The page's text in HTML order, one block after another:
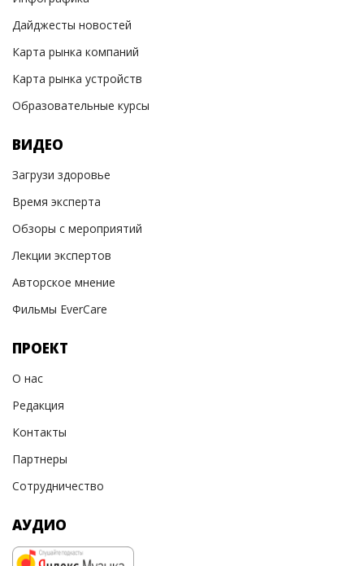
Дайджесты новостей
Карта рынка компаний
Карта рынка устройств
Образовательные курсы
ВИДЕО
Загрузи здоровье
Время эксперта
Обзоры с мероприятий
Лекции экспертов
Авторское мнение
Фильмы EverCare
ПРОЕКТ
О нас
Редакция
Контакты
Партнеры
Сотрудничество
АУДИО